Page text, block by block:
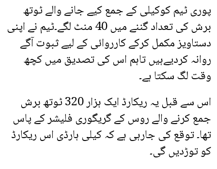
پوری ٹیم کوکیلی کے جمع کیے جانے والے ٹوتھ
برش کی تعداد گننے میں 40 منٹ لگے۔ٹیم نے اپنی
دستاویز مکمل کرکے کارروائی کے لیے ثبوت آگے
روانہ کردیےہیں تاہم اس کی تصدیق میں کچھ
وقت لگ سکتا ہے۔
اس سے قبل یہ ریکارڈ ایک ہزار 320 ٹوتھ برش
جمع کرنے والے روس کے گریگوری فلیشر کے پاس
تھا۔ توقع کی جارہی ہے کہ کیلی ہارڈی اس ریکارڈ
کو توڑدیں گی۔